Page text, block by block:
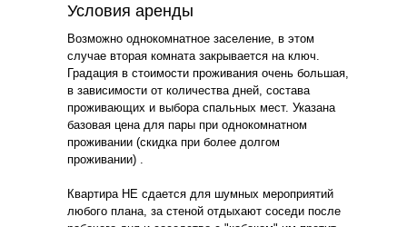
Условия аренды
Возможно однокомнатное заселение, в этом
случае вторая комната закрывается на ключ.
Градация в стоимости проживания очень большая,
в зависимости от количества дней, состава
проживающих и выбора спальных мест. Указана
базовая цена для пары при однокомнатном
проживании (скидка при более долгом
проживании) .
Квартира НЕ сдается для шумных мероприятий
любого плана, за стеной отдыхают соседи после